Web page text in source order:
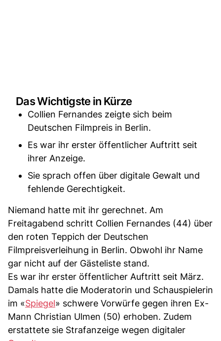
Das Wichtigste in Kürze
Collien Fernandes zeigte sich beim
Deutschen Filmpreis in Berlin.
Es war ihr erster öffentlicher Auftritt seit
ihrer Anzeige.
Sie sprach offen über digitale Gewalt und
fehlende Gerechtigkeit.
Niemand hatte mit ihr gerechnet. Am
Freitagabend schritt Collien Fernandes (44) über
den roten Teppich der Deutschen
Filmpreisverleihung in Berlin. Obwohl ihr Name
gar nicht auf der Gästeliste stand.
Es war ihr erster öffentlicher Auftritt seit März.
Damals hatte die Moderatorin und Schauspielerin
im «Spiegel» schwere Vorwürfe gegen ihren Ex-
Mann Christian Ulmen (50) erhoben. Zudem
erstattete sie Strafanzeige wegen digitaler